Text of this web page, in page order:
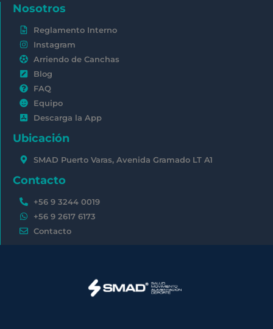
Nosotros
Reglamento Interno
Instagram
Arriendo de Canchas
Blog
FAQ
Equipo
Descarga la App
Ubicación
SMAD Puerto Varas, Avenida Gramado LT A1
Contacto
+56 9 3244 0019
+56 9 2617 6173
Contacto